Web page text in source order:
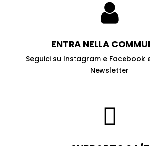

ENTRA NELLA
Seguici su Instagram e Facebook
Newsletter
